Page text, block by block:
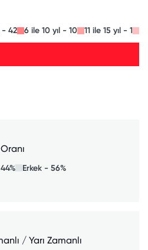
- 42 6 ile 10 yıl - 10 11 ile 15 yıl - 1
Erkek - 56%
/ Yarı Zamanlı